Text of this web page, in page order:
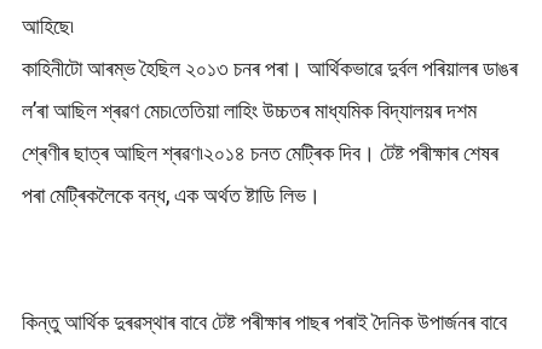
আহিছে৷
কাহিনীটো আৰম্ভ হৈছিল ২০১৩ চনৰ পৰা। আৰ্থিকভাৱে দুৰ্বল পৰিয়ালৰ ডাঙৰ
ল’ৰা আছিল শ্ৰৱণ মেচ৷তেতিয়া লাহিং উচ্চতৰ মাধ্যমিক বিদ্যালয়ৰ দশম
শ্ৰেণীৰ ছাত্ৰ আছিল শ্ৰৱণ৷২০১৪ চনত মেট্ৰিক দিব। টেষ্ট পৰীক্ষাৰ শেষৰ
পৰা মেট্ৰিকলৈকে বন্ধ, এক অৰ্থত ষ্টাডি লিভ।
কিন্তু আৰ্থিক দুৰৱস্থাৰ বাবে টেষ্ট পৰীক্ষাৰ পাছৰ পৰাই দৈনিক উপাৰ্জনৰ বাবে